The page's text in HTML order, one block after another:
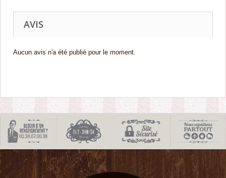
AVIS
Aucun avis n'a été publié pour le moment.